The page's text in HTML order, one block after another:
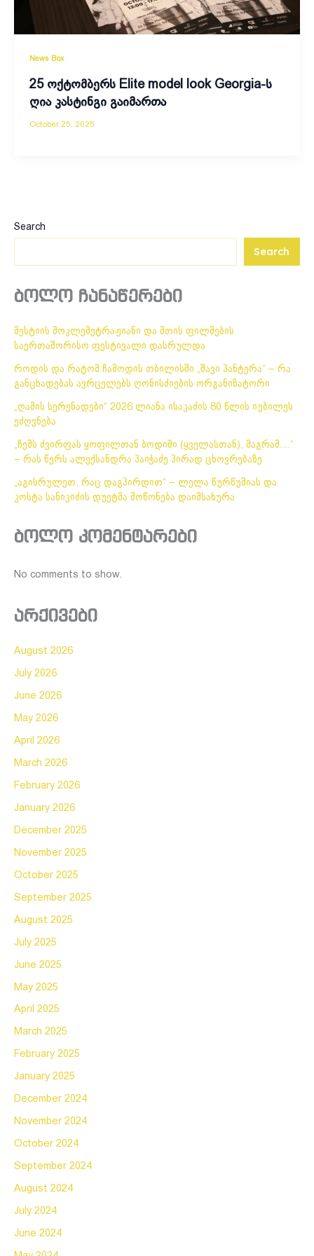
News Box
25 ოქტომბერს Elite model look Georgia-ს
ღია კასტინგი გაიმართა
October 25, 2025
Search
Search
ბოლო ჩანაწერები
მესტიის მოკლემეტრაჟიანი და მთის ფილმების
საერთაშორისო ფესტივალი დასრულდა
როდის და რატომ ჩამოდის თბილისში „შავი პანტერა“ – რა
განცხადებას ავრცელებს ღონისძიების ორგანიზატორი
„ღამის სერენადები“ 2026 ლიანა ისაკაძის 80 წლის იუბილეს
ეძღვნება
„ჩემს ძვირფას ყოფილთან ბოდიში (ყველასთან), მაგრამ…“
– რას წერს ალექსანდრა პაიჭაძე პირად ცხოვრებაზე
„აგისრულეთ, რაც დაგპირდით“ – ლელა წურწუმიას და
კოსტა სანიკიძის დუეტმა მოწონება დაიმსახურა
ბოლო კომენტარები
No comments to show.
არქივები
August 2026
July 2026
June 2026
May 2026
April 2026
March 2026
February 2026
January 2026
December 2025
November 2025
October 2025
September 2025
August 2025
July 2025
June 2025
May 2025
April 2025
March 2025
February 2025
January 2025
December 2024
November 2024
October 2024
September 2024
August 2024
July 2024
June 2024